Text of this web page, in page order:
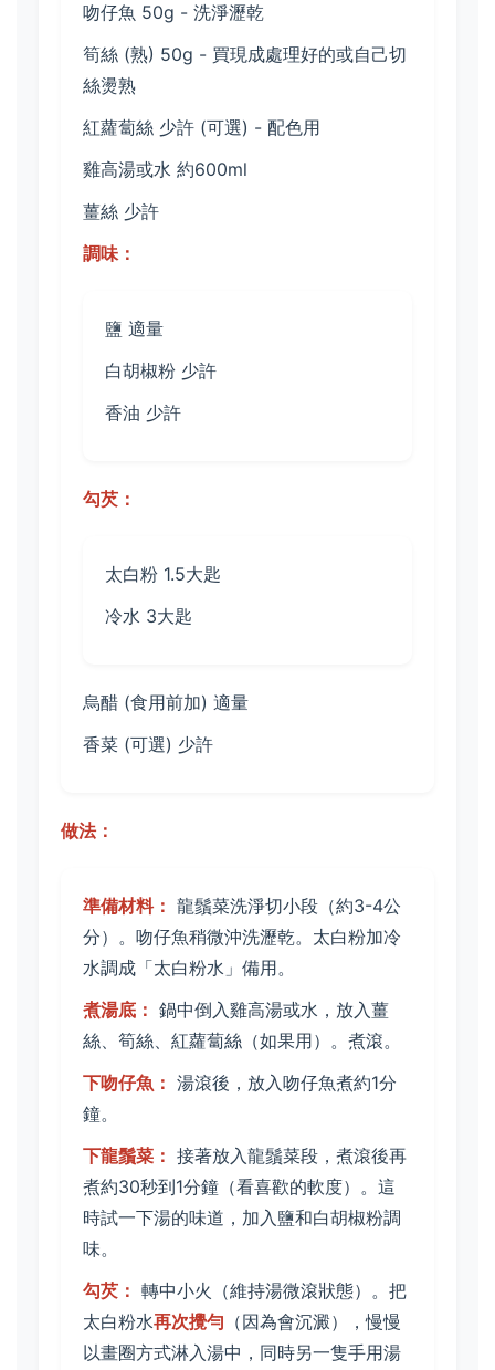
吻仔魚 50g - 洗淨瀝乾
筍絲 (熟) 50g - 買現成處理好的或自己切
絲燙熟
紅蘿蔔絲 少許 (可選) - 配色用
雞高湯或水 約600ml
薑絲 少許
調味：
鹽 適量
白胡椒粉 少許
香油 少許
勾芡：
太白粉 1.5大匙
冷水 3大匙
烏醋 (食用前加) 適量
香菜 (可選) 少許
做法：
準備材料： 龍鬚菜洗淨切小段（約3-4公
分）。吻仔魚稍微沖洗瀝乾。太白粉加冷
水調成「太白粉水」備用。
煮湯底： 鍋中倒入雞高湯或水，放入薑
絲、筍絲、紅蘿蔔絲（如果用）。煮滾。
下吻仔魚： 湯滾後，放入吻仔魚煮約1分
鐘。
下龍鬚菜： 接著放入龍鬚菜段，煮滾後再
煮約30秒到1分鐘（看喜歡的軟度）。這
時試一下湯的味道，加入鹽和白胡椒粉調
味。
勾芡： 轉中小火（維持湯微滾狀態）。把
太白粉水再次攪勻 （因為會沉澱），慢慢
以畫圈方式淋入湯中，同時另一隻手用湯